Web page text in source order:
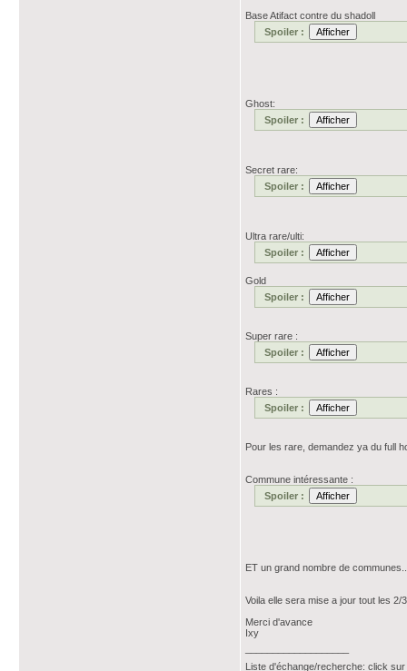
Base Atifact contre du shadoll
Spoiler :
Ghost:
Spoiler :
Secret rare:
Spoiler :
Ultra rare/ulti:
Spoiler :
Gold
Spoiler :
Super rare :
Spoiler :
Rares :
Spoiler :
Pour les rare, demandez ya du full
Commune intéressante :
Spoiler :
ET un grand nombre de
Voila elle sera mise a jour tout les 2/
Merci d'avance
Ixy
Liste d'échange/recherche: click sur